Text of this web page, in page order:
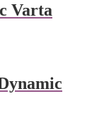
Varta